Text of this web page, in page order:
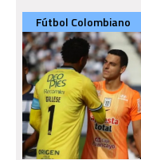
Fútbol Colombiano